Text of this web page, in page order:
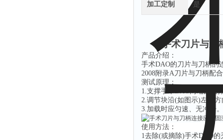
加工定制 是
手术刀片与
产品介绍：
手术DAO的刀片与刀柄的
2008附录A刀片与刀柄配
测试原理：
1.支撑手术DAO两端的支
2.调节块沿(如图示)左右
3.加载时应匀速、无冲击。
使用方法：
1去除(或摘除)手术DAO